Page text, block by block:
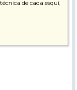
de cada esquí,